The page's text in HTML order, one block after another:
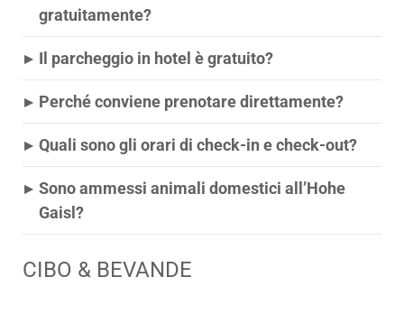
gratuitamente?
▸ Il parcheggio in hotel è gratuito?
▸ Perché conviene prenotare direttamente?
▸ Quali sono gli orari di check-in e check-out?
▸ Sono ammessi animali domestici all’Hohe
Gaisl?
CIBO & BEVANDE